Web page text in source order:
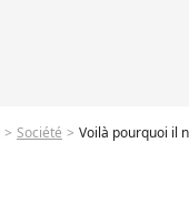
Société Voilà pourquoi il